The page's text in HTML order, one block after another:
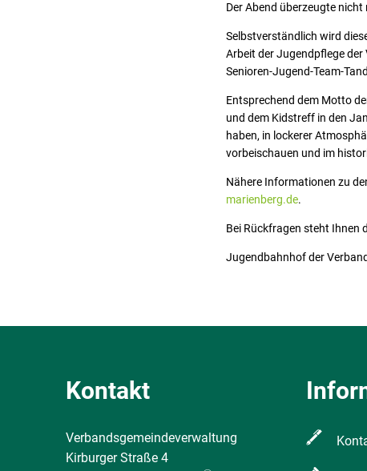
Der Abend überzeugte
Selbstverständlich wird
Arbeit der Jugendpflege
Senioren-Jugend-Team-
Entsprechend dem Motto
und dem Kidstreff in den
haben, in lockerer
vorbeischauen und im
Nähere Informationen zu
marienberg.de.
Bei Rückfragen steht Ihnen
Jugendbahnhof der
Kontakt
Verbandsgemeindeverwaltung
Kirburger Straße 4